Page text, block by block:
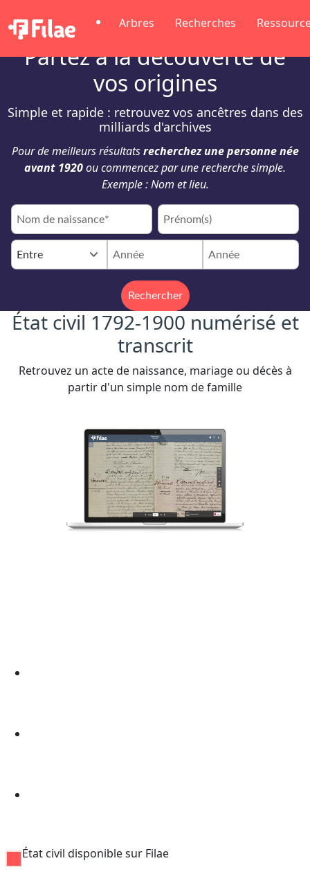
Arbres Recherches
Partez à la découverte de
vos origines
Simple et rapide : retrouvez vos ancêtres dans des
milliards d'archives
Pour de meilleurs résultats recherchez une personne née
avant 1920ou commencez par une recherche simple.
Exemple : Nom et lieu.
Entre keyboard_arrow_down
Rechercher
État civil 1792-1900 numérisé et
transcrit
Retrouvez un acte de naissance, mariage ou décès à
partir d'un simple nom de famille
État civil disponible sur Filae